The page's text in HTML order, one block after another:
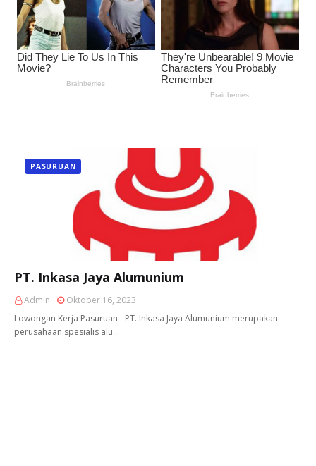
PASURUAN
PT. Inkasa Jaya Alumunium
Admin
Oktober 16, 2023
Lowongan Kerja Pasuruan - PT. Inkasa Jaya Alumunium merupakan
perusahaan spesialis alu…